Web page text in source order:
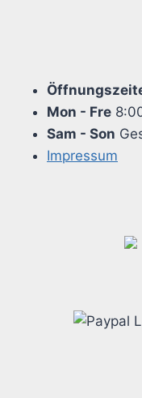
Mon - Fre
Sam - Son
Impressum